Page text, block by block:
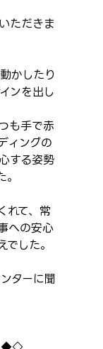
ただきま
かしたり
ンを出し
も手で赤
ィングの
する姿勢
れて、常
への安心
した。
ターに聞